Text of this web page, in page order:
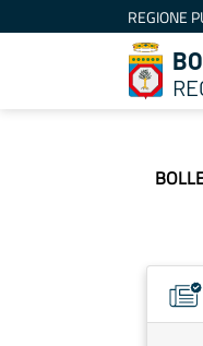
Salta al contenutoREGIONE